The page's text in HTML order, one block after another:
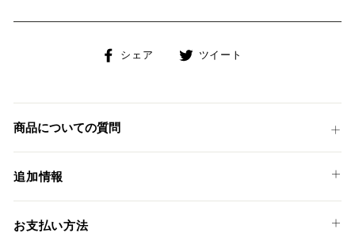
シェア
Facebook
ェ
る
ツイート
稿
商品についての質問
追加情報
ご購入前にお持ちのステップキットの取扱説明書よりステッ
お支払い方法